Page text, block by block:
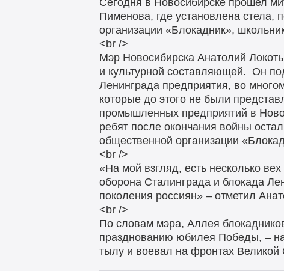
Сегодня в Новосибирске прошел
Пименова, где установлена стела,
организации «Блокадник»,
<br />
Мэр Новосибирска Анатолий
и культурной составляющей. Он
Ленинграда предприятия, во
которые до этого не были
промышленных предприятий в
ребят после окончания войны
общественной организации
<br />
«На мой взгляд, есть несколько
оборона Сталинграда и блокада
поколения россиян» – отметил
<br />
По словам мэра, Аллея
празднованию юбилея Победы, –
тылу и воевал на фронтах Великой